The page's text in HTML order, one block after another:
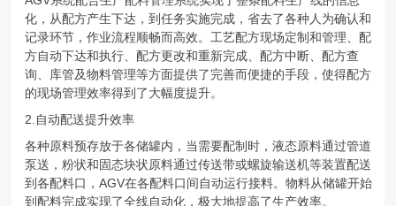
化，从配方产生下达，到任务实施完成，省去了各种人为确认和
记录环节，作业流程顺畅而高效。工艺配方现场定制和管理、配
方自动下达和执行、配方更改和重新完成、配方中断、配方查
询、库管及物料管理等方面提供了完善而便捷的手段，使得配方
的现场管理效率得到了大幅度提升。
2.自动配送提升效率
各种原料预存放于各储罐内，当需要配制时，液态原料通过管道
泵送，粉状和固态块状原料通过传送带或螺旋输送机等装置配送
到各配料口，AGV在各配料口间自动运行接料。物料从储罐开始
到配料完成实现了全线自动化，极大地提高了生产效率。